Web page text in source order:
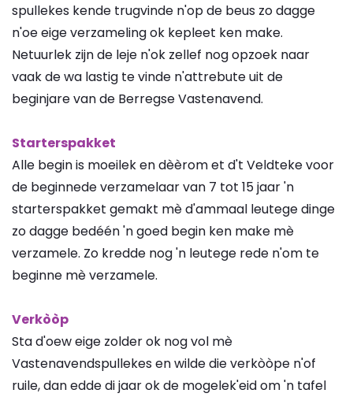
spullekes kende trugvinde n'op de beus zo dagge
n'oe eige verzameling ok kepleet ken make.
Netuurlek zijn de leje n'ok zellef nog opzoek naar
vaak de wa lastig te vinde n'attrebute uit de
beginjare van de Berregse Vastenavend.
Starterspakket
Alle begin is moeilek en dèèrom et d't Veldteke voor
de beginnede verzamelaar van 7 tot 15 jaar 'n
starterspakket gemakt mè d'ammaal leutege dinge
zo dagge bedéén 'n goed begin ken make mè
verzamele. Zo kredde nog 'n leutege rede n'om te
beginne mè verzamele.
Verkòòp
Sta d'oew eige zolder ok nog vol mè
Vastenavendspullekes en wilde die verkòòpe n'of
ruile, dan edde di jaar ok de mogelek'eid om 'n tafel